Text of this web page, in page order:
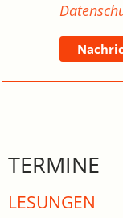
TERMINE
LESUNGEN